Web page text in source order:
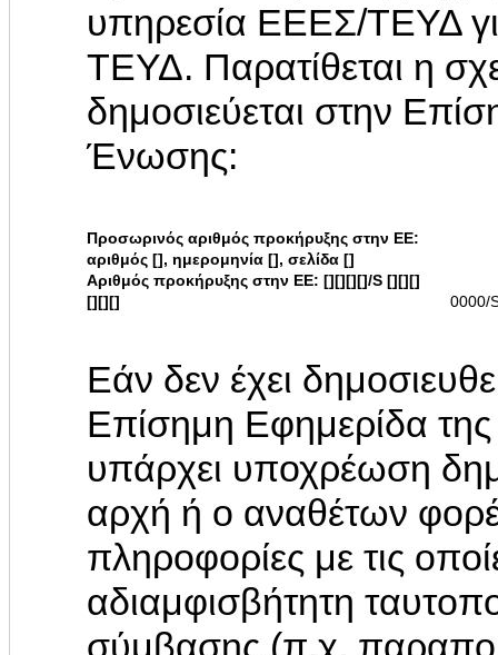
υπηρεσία ΕΕΕΣ/ΤΕΥΔ
ΤΕΥΔ. Παρατίθεται η
δημοσιεύεται στην
Ένωσης:
Προσωρινός αριθμός προκήρυξης στην ΕΕ:
αριθμός [], ημερομηνία [], σελίδα []
Αριθμός προκήρυξης στην ΕΕ: [][][][]/S [][][]
[][][]
0000/
Εάν δεν έχει
Επίσημη Εφημερίδα
υπάρχει υποχρέωση
αρχή ή ο αναθέτων
πληροφορίες με τις
αδιαμφισβήτητη
σύμβασης (π.χ.